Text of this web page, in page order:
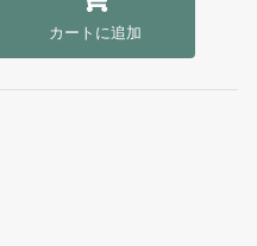
カートに追加